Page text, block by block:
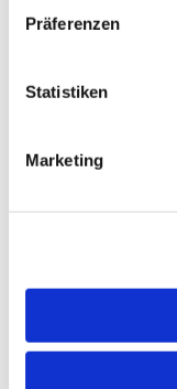
Präferenzen
Statistiken
Marketing